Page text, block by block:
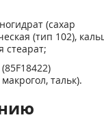
(сахар
(тип 102),
стеарат;
тальк).